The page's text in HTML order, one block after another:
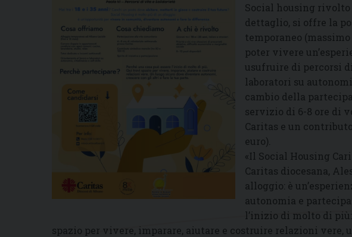
Social housing rivolto
dettaglio, si offre la
temporaneo
poter vivere
usufruire di percorsi
laboratori su
cambio della
servizio di 6-8 ore di
Caritas e un
euro).
«Il Social Housing
Caritas diocesana,
alloggio: è
autonomia e
l’inizio di molto di
spazio per vivere, imparare, aiutare e costruire relazioni vere,